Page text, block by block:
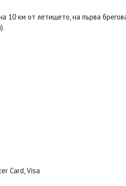
10 км от летището, на първа
Card, Visa